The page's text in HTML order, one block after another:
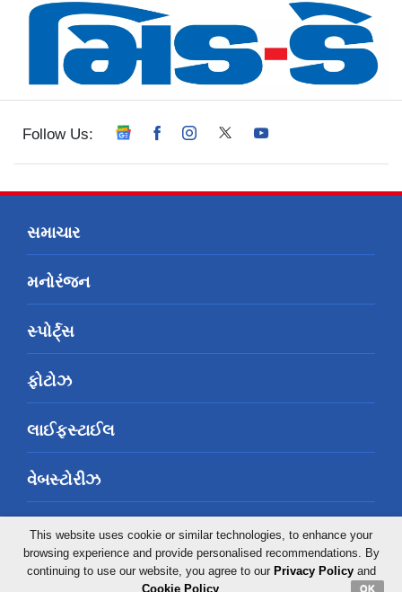
Follow Us:
સમાચાર
મનોરંજન
સ્પોર્ટ્સ
ફોટોઝ
લાઈફસ્ટાઈલ
વેબસ્ટોરીઝ
બિઝનેસ
કૉલમ
This website uses cookie or similar technologies, to enhance your
browsing experience and provide personalised recommendations. By
continuing to use our website, you agree to our Privacy Policyand
Cookie Policy. OK